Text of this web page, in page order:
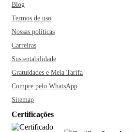
Blog
Termos de uso
Nossas políticas
Carreiras
Sustentabilidade
Gratuidades e Meia Tarifa
Compre pelo WhatsApp
Sitemap
Certificações